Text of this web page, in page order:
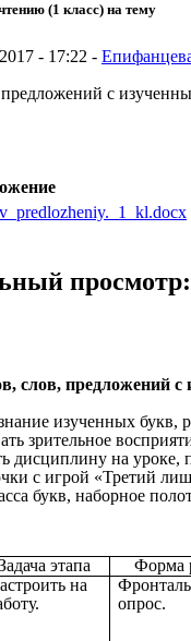
(1 класс) на тему
- 17:22 -
с
просмотр:
слов, предложений
изученных букв,
зрительное
дисциплину на уроке,
с игрой «Третий
букв, наборное
этапа Форма
на
опрос.